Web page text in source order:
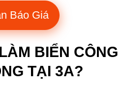
Báo Giá
BIỂN CÔNG
TẠI 3A?